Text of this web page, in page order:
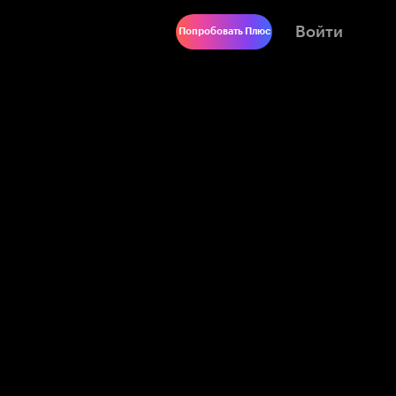
Попробовать Плюс Войти